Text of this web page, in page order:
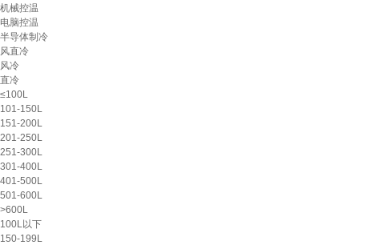
机械控温
电脑控温
半导体制冷
风直冷
风冷
直冷
≤100L
101-150L
151-200L
201-250L
251-300L
301-400L
401-500L
501-600L
>600L
100L以下
150-199L